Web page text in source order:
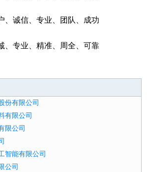
、诚信、专业、团队、成功
、专业、精准、周全、可靠
份有限公司
有限公司
限公司
智能有限公司
公司